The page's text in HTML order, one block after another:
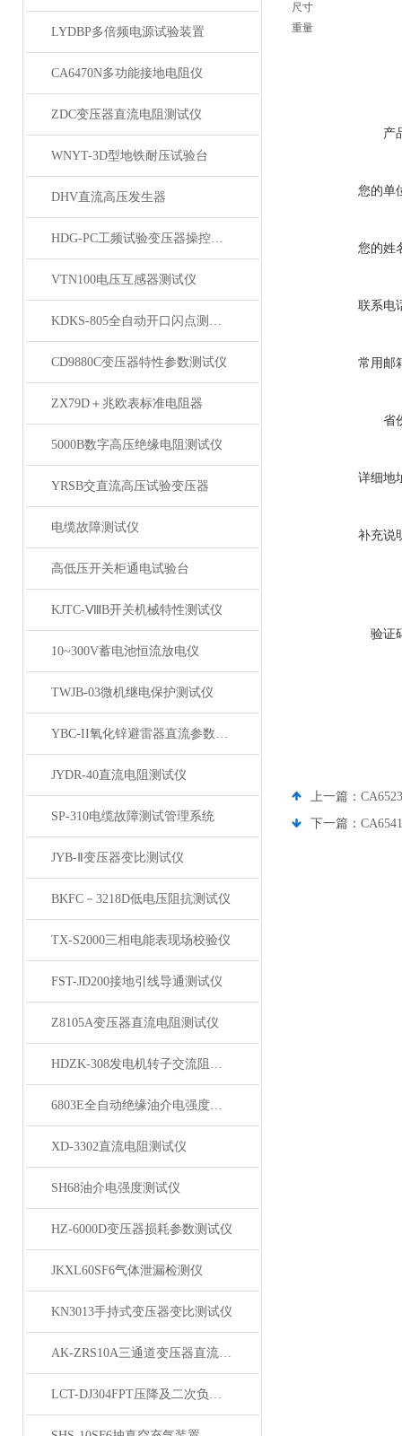
LYDBP多倍频电源试验装置
CA6470N多功能接地电阻仪
ZDC变压器直流电阻测试仪
WNYT-3D型地铁耐压试验台
DHV直流高压发生器
HDG-PC工频试验变压器操控装置
VTN100电压互感器测试仪
KDKS-805全自动开口闪点测定仪
CD9880C变压器特性参数测试仪
ZX79D＋兆欧表标准电阻器
5000B数字高压绝缘电阻测试仪
YRSB交直流高压试验变压器
电缆故障测试仪
高低压开关柜通电试验台
KJTC-ⅧB开关机械特性测试仪
10~300V蓄电池恒流放电仪
TWJB-03微机继电保护测试仪
YBC-II氧化锌避雷器直流参数测试仪
JYDR-40直流电阻测试仪
SP-310电缆故障测试管理系统
JYB-Ⅱ变压器变比测试仪
BKFC－3218D低电压阻抗测试仪
TX-S2000三相电能表现场校验仪
FST-JD200接地引线导通测试仪
Z8105A变压器直流电阻测试仪
HDZK-308发电机转子交流阻抗测试仪
6803E全自动绝缘油介电强度测试仪
XD-3302直流电阻测试仪
SH68油介电强度测试仪
HZ-6000D变压器损耗参数测试仪
JKXL60SF6气体泄漏检测仪
KN3013手持式变压器变比测试仪
AK-ZRS10A三通道变压器直流电阻测试仪
LCT-DJ304FPT压降及二次负荷测试仪
尺寸
重量
产
您的单
您的姓
联系电
常用邮
省
详细地
补充说
验证
上一篇：
下一篇：